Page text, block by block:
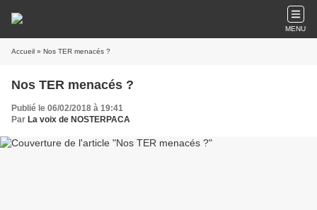
MENU
Accueil » Nos TER menacés ?
Nos TER menacés ?
Publié le 06/02/2018 à 19:41
Par La voix de NOSTERPACA